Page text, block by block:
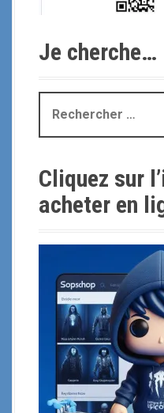
Je cherche…
c
e
c
Cliquez sur
acheter en